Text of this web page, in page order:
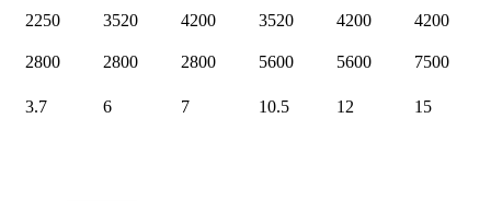
2250 3520 4200 3520 4200 4200
2800 2800 2800 5600 5600 7500
3.7 6 7 10.5 12 15